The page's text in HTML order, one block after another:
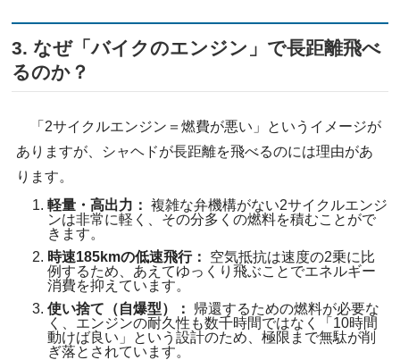
3. なぜ「バイクのエンジン」で長距離飛べ
るのか？
「2サイクルエンジン＝燃費が悪い」というイメージが
ありますが、シャヘドが長距離を飛べるのには理由があ
ります。
軽量・高出力： 複雑な弁機構がない2サイクルエンジ
ンは非常に軽く、その分多くの燃料を積むことがで
きます。
時速185kmの低速飛行：
空気抵抗は速度の2乗に比
例するため、あえてゆっくり飛ぶことでエネルギー
消費を抑えています。
使い捨て（自爆型）：
帰還するための燃料が必要な
く、エンジンの耐久性も数千時間ではなく「10時間
動けば良い」という設計のため、極限まで無駄が削
ぎ落とされています。